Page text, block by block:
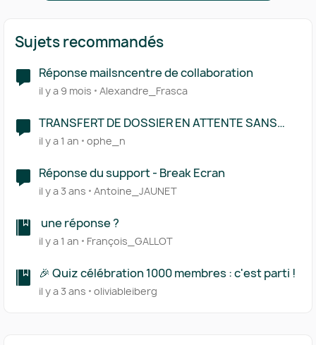
Sujets recommandés
Réponse mailsncentre de collaboration
il y a 9 mois Alexandre_Frasca
TRANSFERT DE DOSSIER EN ATTENTE SANS
REPONSE
il y a 1 an ophe_n
Réponse du support - Break Ecran
il y a 3 ans Antoine_JAUNET
​ une réponse ?
il y a 1 an François_GALLOT
🎉 Quiz célébration 1000 membres : c'est parti !
il y a 3 ans oliviableiberg